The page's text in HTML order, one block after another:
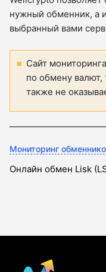
нужный обменник, а
выбранный вами
Сайт
по обмену валют,
также не
Мониторинг
Онлайн обмен Lisk